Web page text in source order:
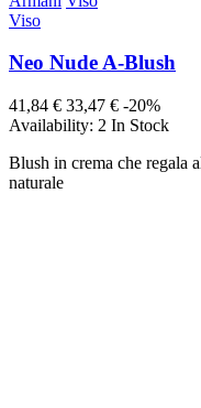
Viso
Neo Nude A-Blush
41,84 € 33,47 € -20%
Availability: 2 In Stock
Blush in crema che regala
naturale